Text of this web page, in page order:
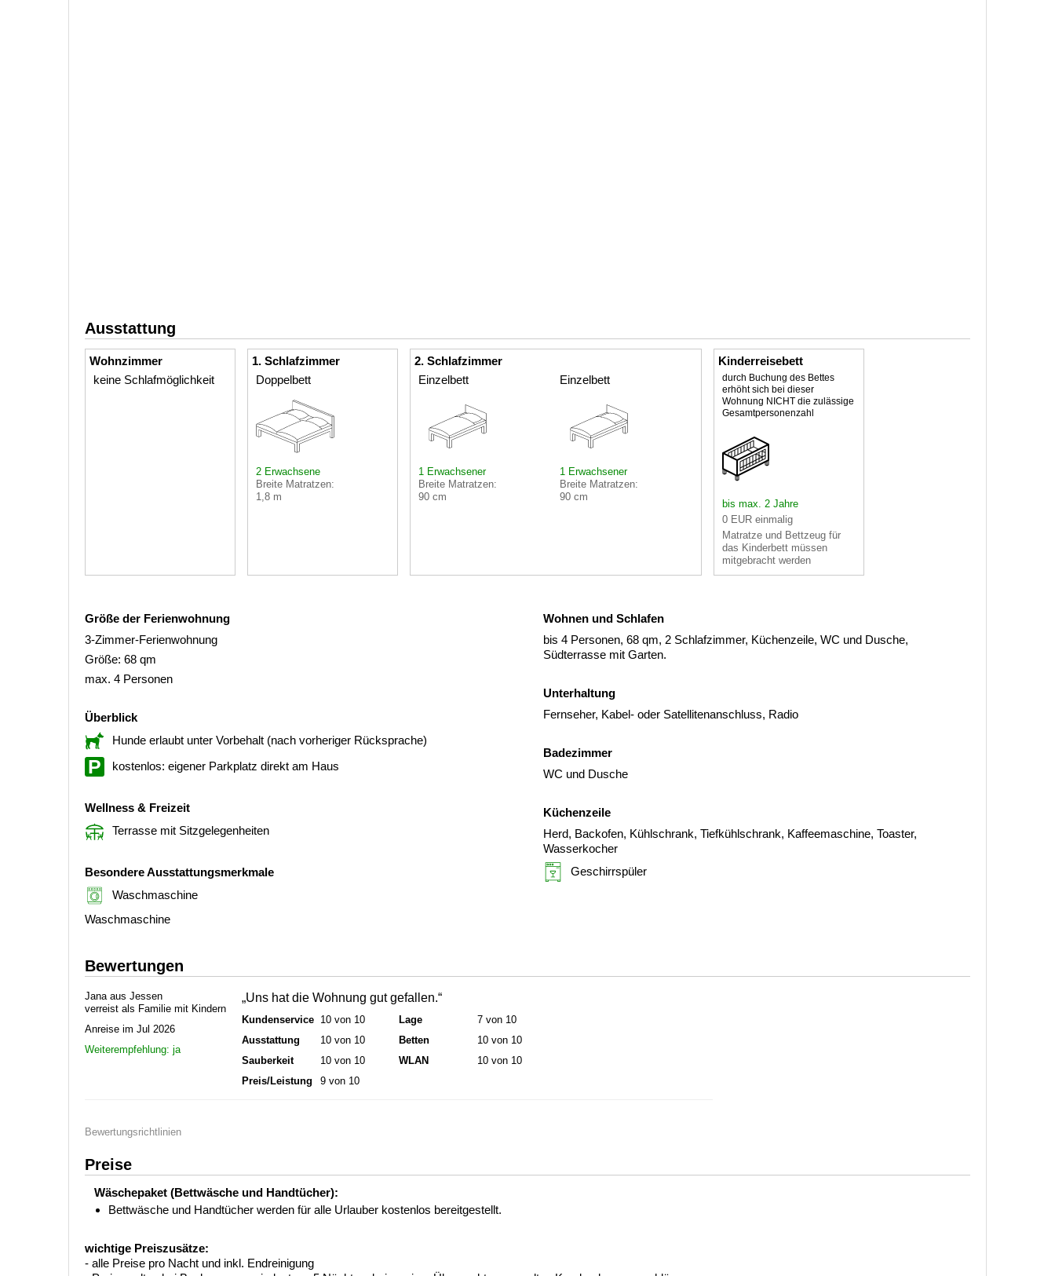
Ausstattung
Wohnzimmer
keine Schlafmöglichkeit
1. Schlafzimmer
Doppelbett
2 Erwachsene
Breite Matratzen:
1,8 m
2. Schlafzimmer
Einzelbett
1 Erwachsener
Breite Matratzen:
90 cm
Einzelbett
1 Erwachsener
Breite Matratzen:
90 cm
Kinderreisebett
durch Buchung des Bettes
erhöht sich bei dieser
Wohnung NICHT die zulässige
Gesamtpersonenzahl
bis max. 2 Jahre
0 EUR einmalig
Matratze und Bettzeug für
das Kinderbett müssen
mitgebracht werden
Größe der Ferienwohnung
3-Zimmer-Ferienwohnung
Größe: 68 qm
max. 4 Personen
Überblick
Hunde erlaubt unter Vorbehalt (nach vorheriger Rücksprache)
kostenlos: eigener Parkplatz direkt am Haus
Wellness & Freizeit
Terrasse mit Sitzgelegenheiten
Besondere Ausstattungsmerkmale
Waschmaschine
Waschmaschine
Wohnen und Schlafen
bis 4 Personen, 68 qm, 2 Schlafzimmer, Küchenzeile, WC und Dusche,
Südterrasse mit Garten.
Unterhaltung
Fernseher, Kabel- oder Satellitenanschluss, Radio
Badezimmer
WC und Dusche
Küchenzeile
Herd, Backofen, Kühlschrank, Tiefkühlschrank, Kaffeemaschine, Toaster,
Wasserkocher
Geschirrspüler
Bewertungen
Jana aus Jessen
verreist als Familie mit Kindern
Anreise im Jul 2026
Weiterempfehlung: ja
„Uns hat die Wohnung gut gefallen.“
Kundenservice 10 von 10
Ausstattung
10 von 10
Sauberkeit
10 von 10
Preis/Leistung
9 von 10
Lage
7 von 10
Betten
10 von 10
WLAN
10 von 10
Bewertungsrichtlinien
Preise
Wäschepaket (Bettwäsche und Handtücher):
Bettwäsche und Handtücher werden für alle Urlauber kostenlos bereitgestellt.
wichtige Preiszusätze:
- alle Preise pro Nacht und inkl. Endreinigung